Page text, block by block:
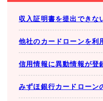
収入証明書を提出できな
他社のカードローンを利
信用情報に異動情報が登
みずほ銀行カードローン